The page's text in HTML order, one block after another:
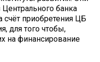
банка
счёт приобретения ЦБ
для того чтобы,
на финансирование